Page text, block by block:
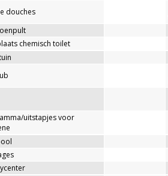
douches
chemisch toilet
uitstapjes voor